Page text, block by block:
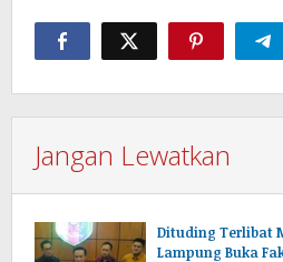
Jangan Lewatkan
Dituding Terlibat
Lampung Buka